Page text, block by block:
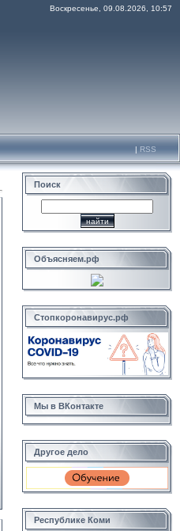
Воскресенье, 09.08.2026, 10:57
| RSS
Поиск
Объясняем.рф
Стопкоронавирус.рф
Мы в ВКонтакте
Другое дело
Республике Коми